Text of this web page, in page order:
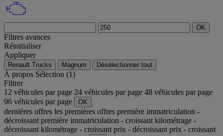
OK
Filtres avances
Réinitialiser
Appliquer
Renault Trucks Magnum Désélectionner tout
À propos Sélection (1)
Filtrer
12 véhicules par page 24 véhicules par page 48 véhicules par page
96 véhicules par page
OK
dernières offres les premières offres première immatriculation -
décroissant première immatriculation - croissant kilométrage -
décroissant kilométrage - croissant prix - décroissant prix - croissant